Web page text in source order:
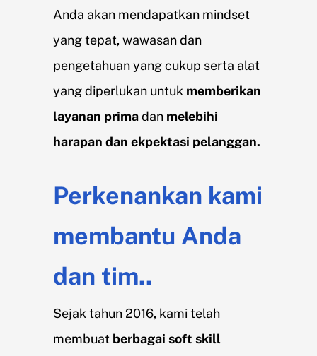
Anda akan mendapatkan mindset
yang tepat, wawasan dan
pengetahuan yang cukup serta alat
yang diperlukan untuk memberikan
layanan primadanmelebihi
harapan dan ekpektasi pelanggan.
Perkenankan kami
membantu Anda
dan tim..
Sejak tahun 2016, kami telah
membuatberbagai soft skill